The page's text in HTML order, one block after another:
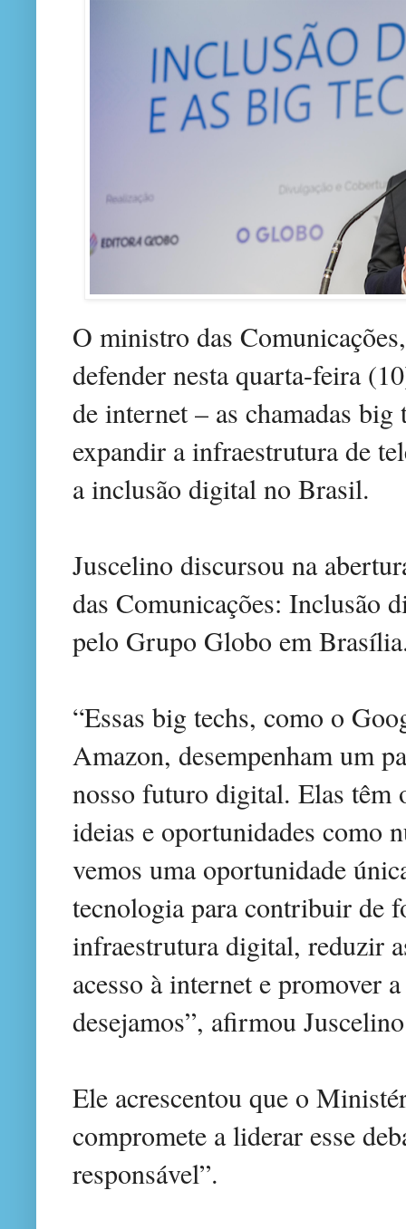
O ministro das
defender nesta quarta-feira
de internet – as chamadas
expandir a infraestrutura de
a inclusão digital no Brasil.
Juscelino discursou na
das Comunicações: Inclusão
pelo Grupo Globo em
“Essas big techs, como o
Amazon, desempenham um
nosso futuro digital. Elas têm
ideias e oportunidades como
vemos uma oportunidade
tecnologia para contribuir de
infraestrutura digital, reduzir
acesso à internet e promover
desejamos”, afirmou
Ele acrescentou que o
compromete a liderar esse
responsável”.